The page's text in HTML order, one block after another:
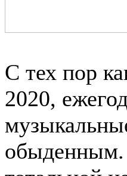
С тех пор
2020,
обыденным.